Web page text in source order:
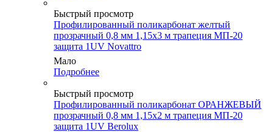
Быстрый просмотр
Профилированный поликарбонат желтый
прозрачный 0,8 мм 1,15х3 м трапеция МП-20
защита 1UV Novattro
Мало
Подробнее
Быстрый просмотр
Профилированный поликарбонат ОРАНЖЕВЫЙ
прозрачный 0,8 мм 1,15х2 м трапеция МП-20
защита 1UV Berolux